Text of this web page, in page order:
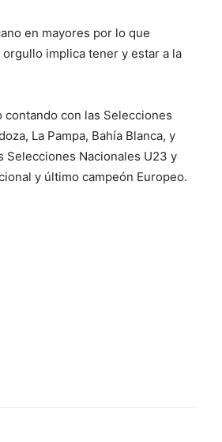
en mayores por lo que
implica tener y estar a la
con las Selecciones
La Pampa, Bahía Blanca, y
Selecciones Nacionales U23 y
y último campeón Europeo.